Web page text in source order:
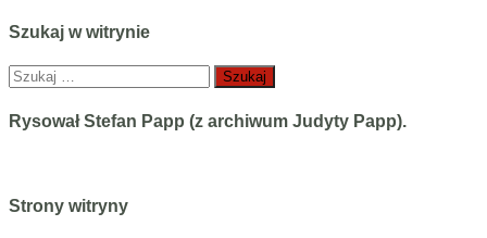
Szukaj w witrynie
Szukaj:
Rysował Stefan Papp (z archiwum Judyty Papp).
Strony witryny